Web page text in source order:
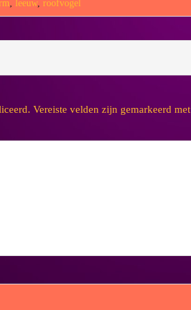
leeuw, roofvogel
Vereiste velden zijn gemarkeerd met